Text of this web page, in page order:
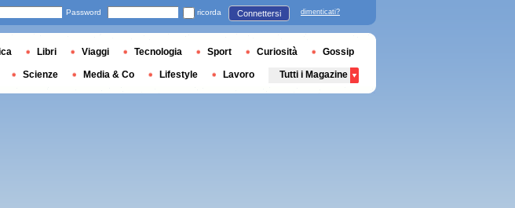
Password ricorda Connettersi dimenticati?
Libri Viaggi Tecnologia Sport Curiosità Gossip
Scienze Media & Co Lifestyle Lavoro Tutti i Magazine